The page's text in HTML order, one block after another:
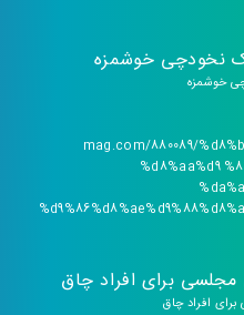
نخودچی خوشمزه
خوشمزه
mag.com/880089/
%d8%aa%d9
مجلسی برای افراد چاق
افراد چاق